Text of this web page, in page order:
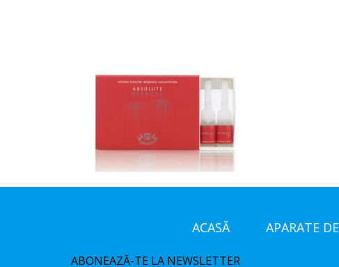
ACASĂ APARATE
ABONEAZĂ-TE LA NEWSLETTER